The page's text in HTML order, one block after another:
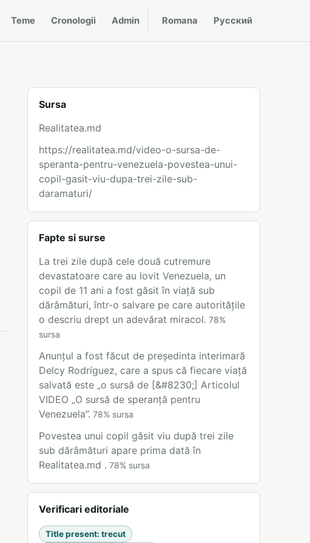
Teme Cronologii Admin Romana Русский
Sursa
Realitatea.md
https://realitatea.md/video-o-sursa-de-
speranta-pentru-venezuela-povestea-unui-
copil-gasit-viu-dupa-trei-zile-sub-
daramaturi/
Fapte si surse
La trei zile după cele două cutremure
devastatoare care au lovit Venezuela, un
copil de 11 ani a fost găsit în viață sub
dărâmături, într-o salvare pe care autoritățile
o descriu drept un adevărat miracol. 78%
sursa
Anunțul a fost făcut de președinta interimară
Delcy Rodríguez, care a spus că fiecare viață
salvată este „o sursă de [&#8230;] Articolul
VIDEO „O sursă de speranță pentru
Venezuela”. 78% sursa
Povestea unui copil găsit viu după trei zile
sub dărâmături apare prima dată în
Realitatea.md . 78% sursa
Verificari editoriale
Title present: trecut